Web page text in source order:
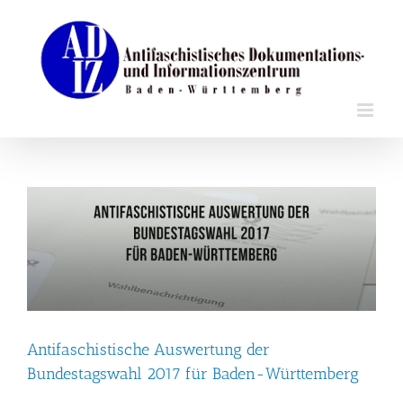
springen
Antifaschistische Auswertung der
Bundestagswahl 2017 für Baden-Württemberg